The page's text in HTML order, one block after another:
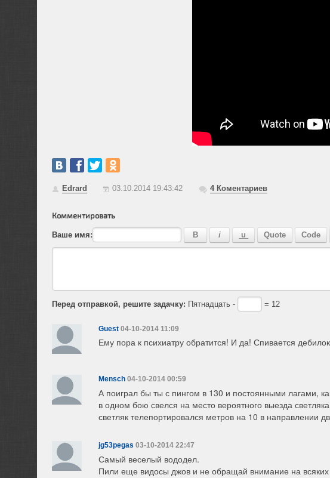
Edrard 03.10.2014 19:43:42 4Коментариев
Комментировать
Ваше имя:
Перед отправкой, решите задачку: Пятнадцать - = 12
Guest 04-10-2014 11:09
Ему пора к психиатру обратится! И да! Спивается
Mensch 04-10-2014 00:59
А поиграл бы ты с пингом в 130 и постоянными лагами,
в одном бою свелся на место вероятного выезда
светляк телепортировался метров на 10 в направлении
jg53pegas 03-10-2014 22:47
Самый веселый вододел.
Пили еще видосы джов и не обращай внимание на всяких